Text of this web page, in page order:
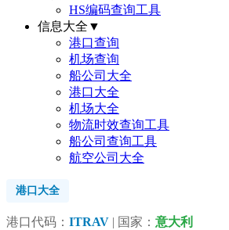
HS编码查询工具
信息大全 ▼
港口查询
机场查询
船公司大全
港口大全
机场大全
物流时效查询工具
船公司查询工具
航空公司大全
港口大全
港口代码： ITRAV | 国家： 意大利